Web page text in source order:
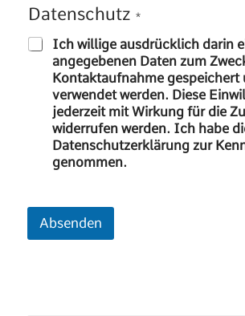
Datenschutz *
Ich willige ausdrücklich darin
angegebenen Daten zum
Kontaktaufnahme gespeichert
verwendet werden. Diese
jederzeit mit Wirkung für die
widerrufen werden. Ich habe
Datenschutzerklärung zur
genommen.
Absenden